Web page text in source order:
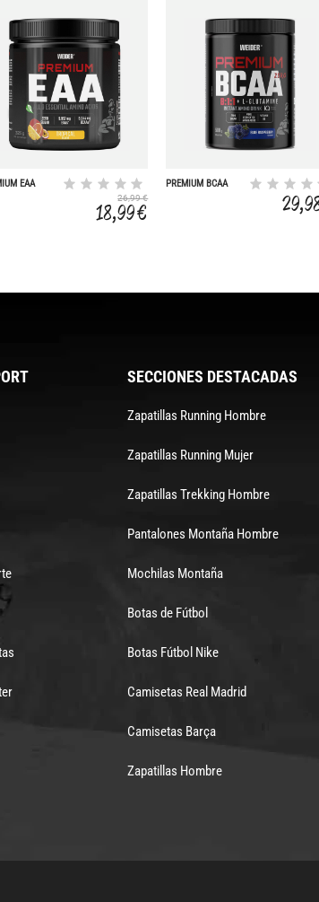
EAA
26,99 €
18,99 €
PREMIUM BCAA
SECCIONES DESTACADAS
Zapatillas Running Hombre
Zapatillas Running Mujer
Zapatillas Trekking Hombre
Pantalones Montaña Hombre
Mochilas Montaña
Botas de Fútbol
Botas Fútbol Nike
Camisetas Real Madrid
Camisetas Barça
Zapatillas Hombre